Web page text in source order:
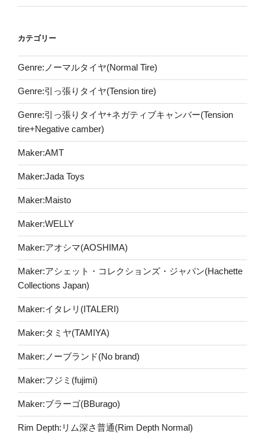
カテゴリー
Genre:ノーマルタイヤ(Normal Tire)
Genre:引っ張りタイヤ(Tension tire)
Genre:引っ張りタイヤ+ネガティブキャンバー(Tension
tire+Negative camber)
Maker:AMT
Maker:Jada Toys
Maker:Maisto
Maker:WELLY
Maker:アオシマ(AOSHIMA)
Maker:アシェット・コレクションズ・ジャパン(Hachette
Collections Japan)
Maker:イタレリ(ITALERI)
Maker:タミヤ(TAMIYA)
Maker:ノーブランド(No brand)
Maker:フジミ(fujimi)
Maker:ブラーゴ(BBurago)
Rim Depth:リム深さ普通(Rim Depth Normal)